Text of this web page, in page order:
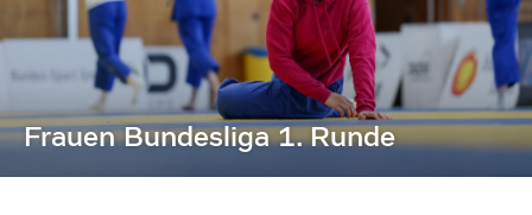
Frauen Bundesliga 1. Runde